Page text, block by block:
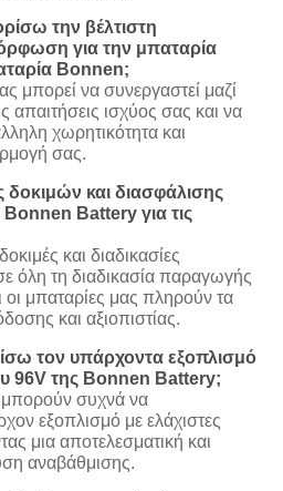
την βέλτιστη
για την μπαταρία
Bonnen;
μπορεί να συνεργαστεί μαζί
απαιτήσεις ισχύος σας και να
χωρητικότητα και
σας.
δοκιμών και διασφάλισης
Battery για τις
και διαδικασίες
όλη τη διαδικασία παραγωγής
οι μπαταρίες μας πληρούν τα
και αξιοπιστίας.
τον υπάρχοντα εξοπλισμό
96V της Bonnen Battery;
μπορούν συχνά να
εξοπλισμό με ελάχιστες
μια αποτελεσματική και
αναβάθμισης.